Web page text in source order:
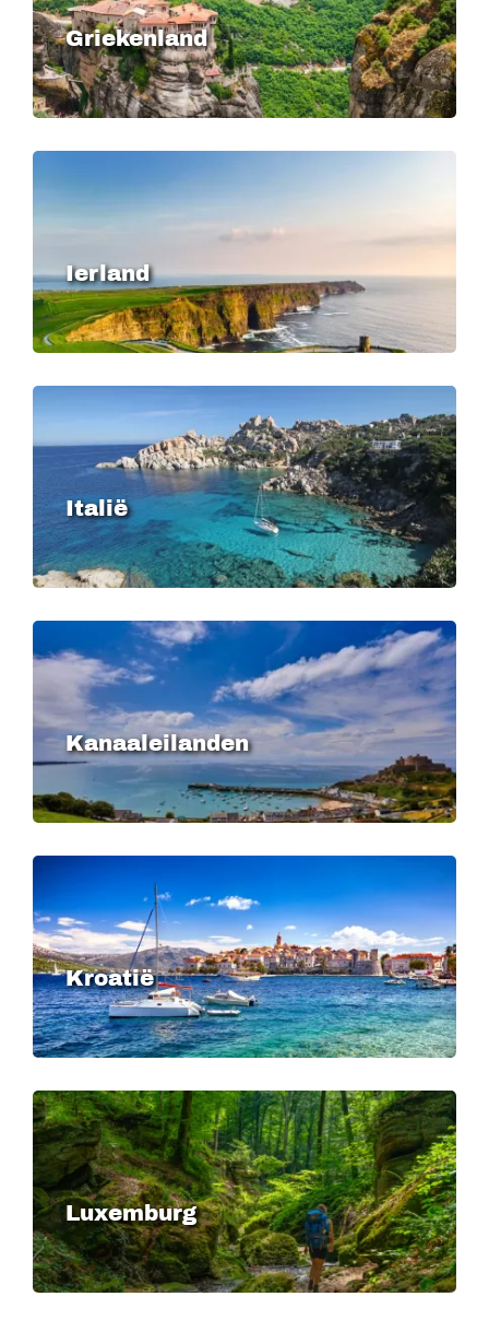
Griekenland
Image
Ierland
Image
Italië
Image
Kanaaleilanden
Image
Kroatië
Image
Luxemburg